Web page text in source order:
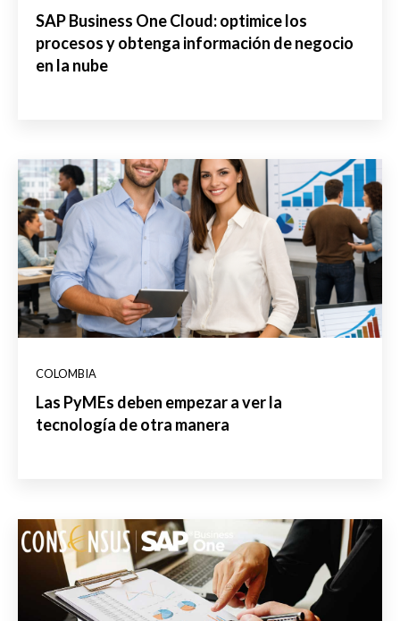
SAP Business One Cloud: optimice los
procesos y obtenga información de negocio
en la nube
COLOMBIA
Las PyMEs deben empezar a ver la
tecnología de otra manera